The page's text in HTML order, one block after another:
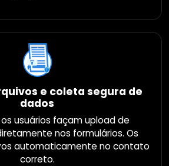
e coleta segura de
dados
usuários façam upload de
nos formulários. Os
automaticamente no contato
correto.